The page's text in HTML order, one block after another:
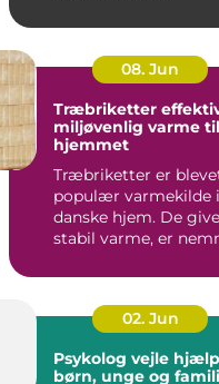
08. Jun
Træbriketter effektiv og
miljøvenlig varme til
hjemmet
Træbriketter er
populær varmekilde
danske hjem. De
stabil varme, er
02. Jun
Psykolog vejle hjælp til
børn, unge og